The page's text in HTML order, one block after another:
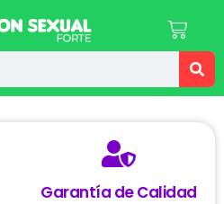
Garantía de Calidad